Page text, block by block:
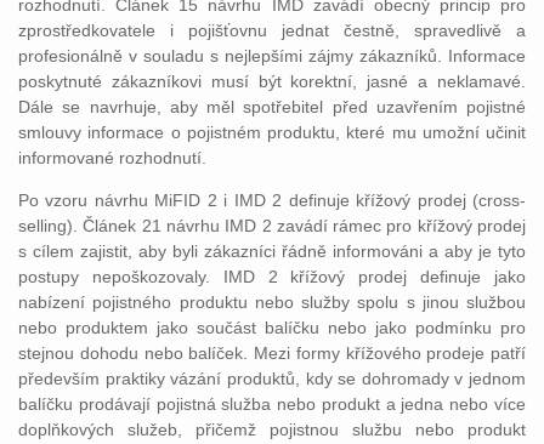
rozhodnutí. Článek 15 návrhu IMD zavádí obecný princip pro
zprostředkovatele i pojišťovnu jednat čestně, spravedlivě a
profesionálně v souladu s nejlepšími zájmy zákazníků. Informace
poskytnuté zákazníkovi musí být korektní, jasné a neklamavé.
Dále se navrhuje, aby měl spotřebitel před uzavřením pojistné
smlouvy informace o pojistném produktu, které mu umožní učinit
informované rozhodnutí.
Po vzoru návrhu MiFID 2 i IMD 2 definuje křížový prodej (cross-
selling). Článek 21 návrhu IMD 2 zavádí rámec pro křížový prodej
s cílem zajistit, aby byli zákazníci řádně informováni a aby je tyto
postupy nepoškozovaly. IMD 2 křížový prodej definuje jako
nabízení pojistného produktu nebo služby spolu s jinou službou
nebo produktem jako součást balíčku nebo jako podmínku pro
stejnou dohodu nebo balíček. Mezi formy křížového prodeje patří
především praktiky vázání produktů, kdy se dohromady v jednom
balíčku prodávají pojistná služba nebo produkt a jedna nebo více
doplňkových služeb, přičemž pojistnou službu nebo produkt